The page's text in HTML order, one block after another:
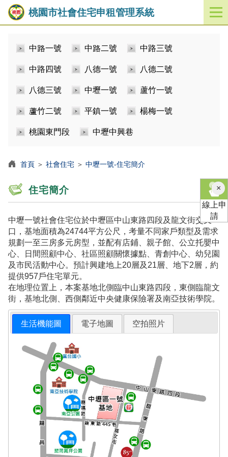
桃園市社會住宅申租管理系統
開
啟
中路一號 中路二號 中路三號
中路四號 八德一號 八德二號
八德三號 中壢一號 蘆竹一號
蘆竹二號 平鎮一號 楊梅一號
桃園東門段 中壢中興巷
首頁 ＞ 社會住宅 ＞ 中壢一號-住宅簡介
住宅簡介
中壢一號社會住宅位於中壢區中山東路四段及龍文街交叉
口，基地面積為24744平方公尺，考量不同家戶類型及需求
規劃一至三房多元房型，並配有店鋪、親子館、公立托嬰中
心、日間照顧中心、社區照顧關懷據點、青創中心、幼兒園
及市民活動中心。預計興建地上20層及21層、地下2層，約
提供957戶住宅單元。
在地理位置上，本案基地北側臨中山東路四段，東側臨龍文
街，基地北側、西側鄰近中央健康保險署及南亞技術學院。
生活機能圖 電子地圖 空拍照片
×關
閉
線上申
請